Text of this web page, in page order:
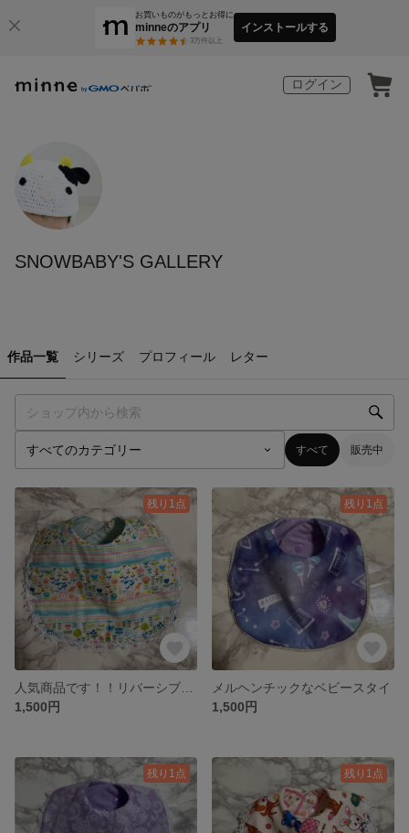
お買いものがもっとお得に
minneのアプリ
3万件以上
インストールする
ログイン
SNOWBABY'S GALLERY
作品一覧 シリーズ プロフィール レター
すべて 販売中
残り1点
1,500円
残り1点
メルヘンチックなベビースタイ
1,500円
残り1点 残り1点